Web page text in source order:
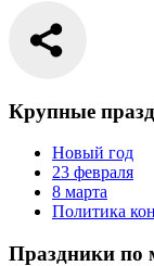
Крупные
Новый год
23 февраля
8 марта
Политика
Праздники по